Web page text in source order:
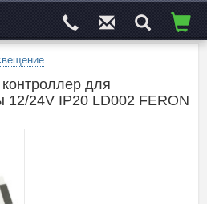
для
12/24V IP20 LD002 FERON